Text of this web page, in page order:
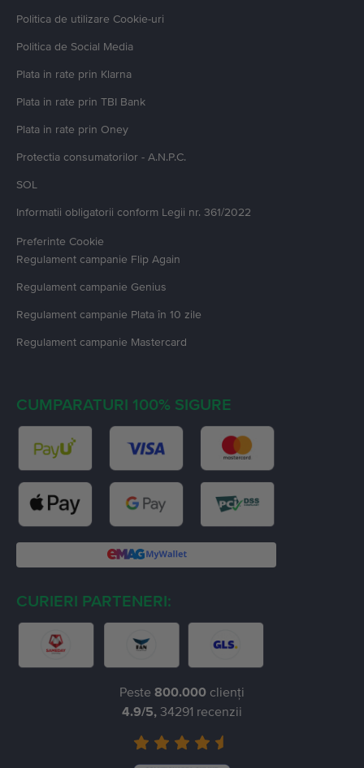
Politica de utilizare Cookie-uri
Politica de Social Media
Plata in rate prin Klarna
Plata in rate prin TBI Bank
Plata in rate prin Oney
Protectia consumatorilor - A.N.P.C.
SOL
Informatii obligatorii conform Legii nr. 361/2022
Preferinte Cookie
Regulament campanie Flip Again
Regulament campanie Genius
Regulament campanie Plata în 10 zile
Regulament campanie Mastercard
CUMPARATURI 100% SIGURE
CURIERI PARTENERI:
Peste 800.000 clienți
4.9/5, 34291 recenzii